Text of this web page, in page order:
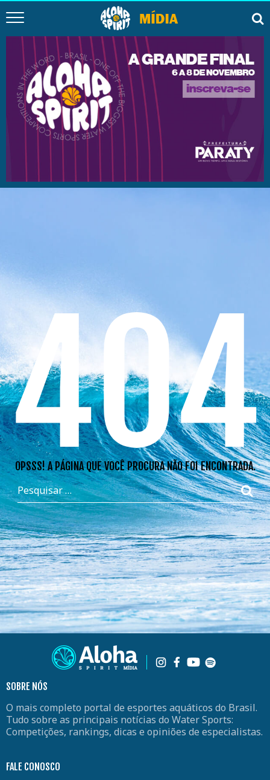
404
OPSSS! A PÁGINA QUE VOCÊ PROCURA NÃO FOI ENCONTRADA.
SOBRE NÓS
O mais completo portal de esportes aquáticos do Brasil.
Tudo sobre as principais notícias do Water Sports:
Competições, rankings, dicas e opiniões de especialistas.
FALE CONOSCO